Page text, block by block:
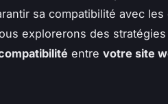
sa compatibilité avec
explorerons des
entre votre site